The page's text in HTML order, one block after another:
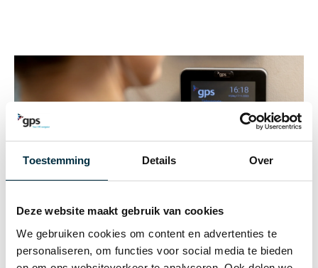
Toestemming Details Over
Deze website maakt gebruik van cookies
We gebruiken cookies om content en advertenties te
personaliseren, om functies voor social media te bieden
Verplichte tijdsregistratie in België vanaf